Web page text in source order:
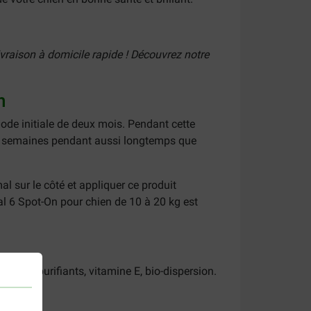
à domicile rapide ! Découvrez notre
initiale de deux mois. Pendant cette
pendant aussi longtemps que
sur le côté et appliquer ce produit
6 Spot-On pour chien de 10 à 20 kg est
et purifiants, vitamine E, bio-dispersion.